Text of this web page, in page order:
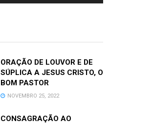
ORAÇÃO DE LOUVOR E DE
SÚPLICA A JESUS CRISTO, O
BOM PASTOR
NOVEMBRO 25, 2022
CONSAGRAÇÃO AO